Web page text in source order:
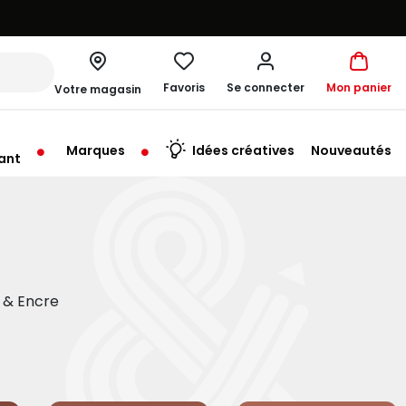
Votre magasin
à 10:00
Favoris Se connecter Mon panier
Marques Idées créatives Nouveautés
Encre